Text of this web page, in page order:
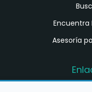
Encuentra
Asesoría